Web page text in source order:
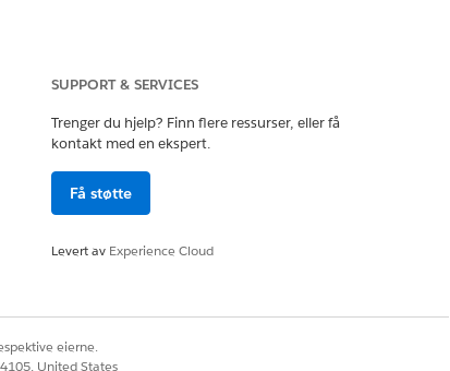
PSTN-
med dette nummeret,
samtale, og deretter
du er en Salesforce Voice-
SUPPORT & SERVICES
Trenger du hjelp? Finn flere ressurser, eller få
kontakt med en ekspert.
Få støtte
Levert av Experience Cloud
eierne.
United States